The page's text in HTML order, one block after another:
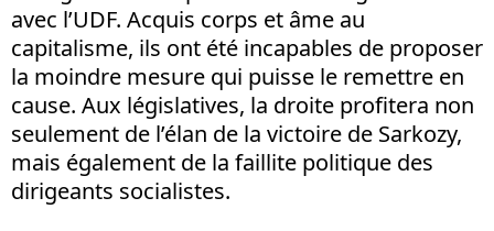
avec l’UDF. Acquis corps et âme au
capitalisme, ils ont été incapables de proposer
la moindre mesure qui puisse le remettre en
cause. Aux législatives, la droite profitera non
seulement de l’élan de la victoire de Sarkozy,
mais également de la faillite politique des
dirigeants socialistes.